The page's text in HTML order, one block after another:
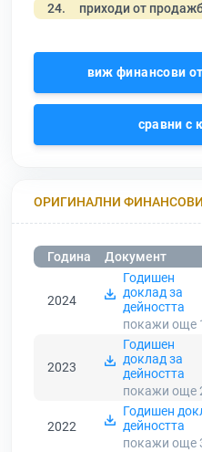
24. приходи от
виж финансови
сравни с
ОРИГИНАЛНИ
Година Документ
2024
Годишен
доклад за
дейността
покажи още
2023
Годишен
доклад за
дейността
покажи още
2022
Годишен
дейността
покажи още